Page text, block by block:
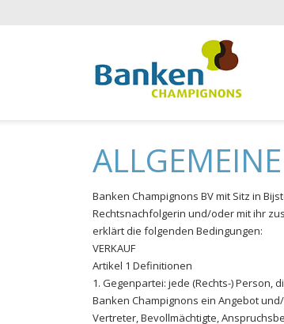
Banken Champignons BV mit Sitz in
Rechtsnachfolgerin und/oder mit ihr
erklärt die folgenden Bedingungen:
VERKAUF
Artikel 1 Definitionen
1. Gegenpartei: jede (Rechts-) Person,
Banken Champignons ein Angebot
Vertreter, Bevollmächtigte,